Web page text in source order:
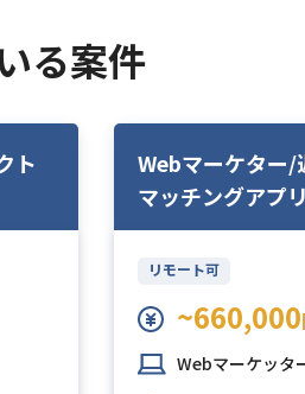
る案件
ト
Webマーケター
マッチングアプ
ー募集
リモート可
~660,000
Webマーケッタ